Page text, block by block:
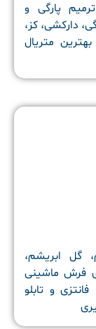
پارگی و
دارکشی، کز،
متریال
گل ابریشم،
فرش ماشینی
و تابلو